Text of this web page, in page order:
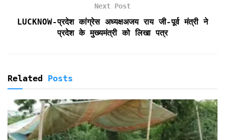
l
y
Next Post
LUCKNOW-प्रदेश कांग्रेस अध्यक्षअजय राय जी-पूर्व मंत्री ने
प्रदेश के मुख्यमंत्री को लिखा पत्र
Related Posts